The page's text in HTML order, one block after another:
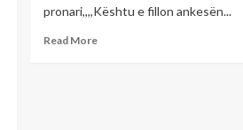
pronari,,,,Kështu e fillon ankesën...
Read MoreRead